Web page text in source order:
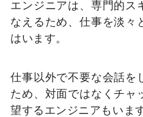
エンジニアは、専門的ス
なえるため、仕事を淡々
はいます。
仕事以外で不要な会話を
ため、対面ではなくチャ
望するエンジニアもいます